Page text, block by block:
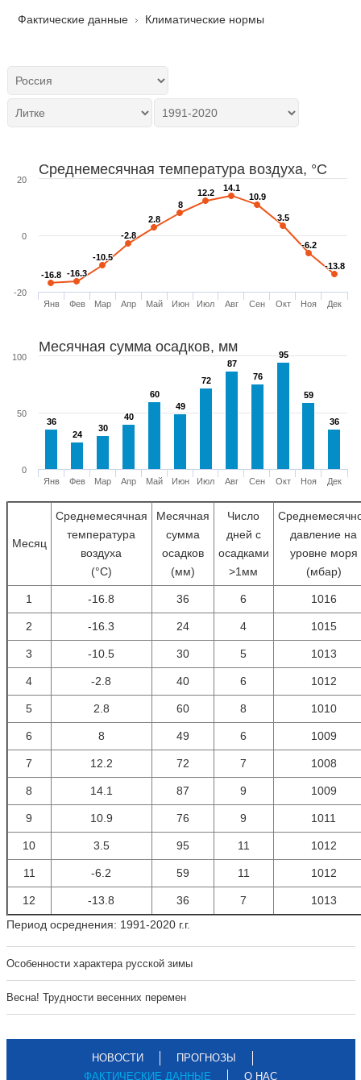
Фактические данные Климатические нормы
Среднемесячная температура воздуха, °C
-16.8
-16.8 -16.3
-16.3
-10.5
-10.5
-2.8
-2.8
2.8
2.8
8
8
12.2
12.2 14.1
14.1
10.9
10.9
3.5
3.5
-6.2
-6.2
-13.8
-13.8
Янв Фев Мар Апр Май Июн Июл Авг Сен Окт Ноя Дек
-20
0
20
Месячная сумма осадков, мм
36
36
24
24
30
30
40
40
60
60
49
49
72
72
87
87
76
76
95
95
59
59
36
36
Янв Фев Мар Апр Май Июн Июл Авг Сен Окт Ноя Дек
0
50
100
Месяц
Среднемесячная
температура
воздуха
(°С)
Месячная
сумма
осадков
(мм)
Число
дней с
осадками
>1мм
давление на
уровне моря
(мбар)
1 -16.8 36 6 1016
2 -16.3 24 4 1015
3 -10.5 30 5 1013
4 -2.8 40 6 1012
5 2.8 60 8 1010
6 8 49 6 1009
7 12.2 72 7 1008
8 14.1 87 9 1009
9 10.9 76 9 1011
10 3.5 95 11 1012
11 -6.2 59 11 1012
12 -13.8 36 7
1013
Период осреднения: 1991-2020 г.г.
Особенности характера русской зимы
Весна! Трудности весенних перемен
НОВОСТИ
ПРОГНОЗЫ
ФАКТИЧЕСКИЕ ДАННЫЕ
О НАС